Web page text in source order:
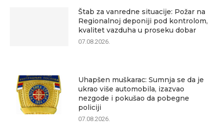
Štab za vanredne situacije: Požar na
Regionalnoj deponiji pod kontrolom,
kvalitet vazduha u proseku dobar
07.08.2026.
Uhapšen muškarac: Sumnja se da je
ukrao više automobila, izazvao
nezgode i pokušao da pobegne
policiji
07.08.2026.